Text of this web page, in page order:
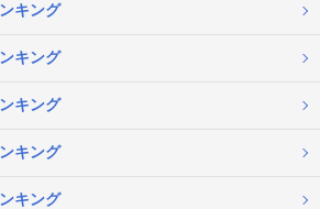
キング
キング
キング
キング
キング